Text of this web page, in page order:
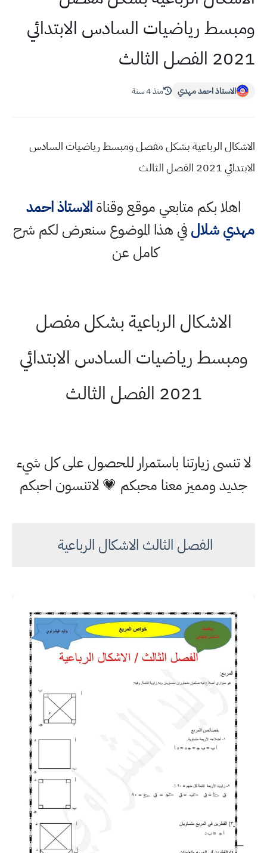
ومبسط رياضيات السادس الابتدائي
2021 الفصل الثالث
الاستاذ احمد مهدي منذ 4 سنة
الاشكال الرباعية بشكل مفصل ومبسط رياضيات السادس
الابتدائي 2021 الفصل الثالث
اهلا بكم متابعي موقع وقناةالاستاذ احمد
مهدي شلالفي هذا الموضوع سنعرض لكم شرح
كامل عن
الاشكال الرباعية بشكل مفصل
ومبسط رياضيات السادس الابتدائي
2021 الفصل الثالث
لا تنسى زيارتنا باستمرار للحصول على كل شيء
جديد ومميز معنا محبكم 💗 لاتنسون احبكم
الفصل الثالث الاشكال الرباعية